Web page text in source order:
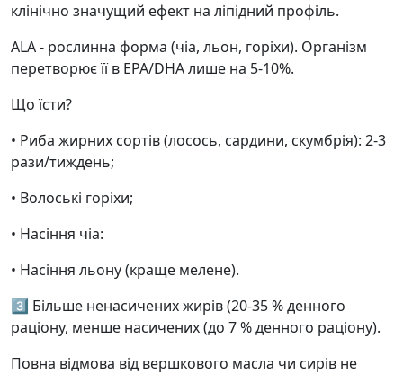
клінічно значущий ефект на ліпідний профіль.
ALA - рослинна форма (чіа, льон, горіхи). Організм
перетворює її в EPA/DHA лише на 5-10%.
Що їсти?
• Риба жирних сортів (лосось, сардини, скумбрія): 2-3
рази/тиждень;
• Волоські горіхи;
• Насіння чіа:
• Насіння льону (краще мелене).
3️⃣ Більше ненасичених жирів (20-35 % денного
раціону, менше насичених (до 7 % денного раціону).
Повна відмова від вершкового масла чи сирів не